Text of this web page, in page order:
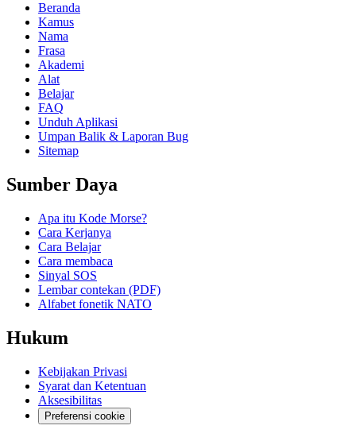
Beranda
Kamus
Nama
Frasa
Akademi
Alat
Belajar
FAQ
Unduh Aplikasi
Umpan Balik & Laporan Bug
Sitemap
Sumber Daya
Apa itu Kode Morse?
Cara Kerjanya
Cara Belajar
Cara membaca
Sinyal SOS
Lembar contekan (PDF)
Alfabet fonetik NATO
Hukum
Kebijakan Privasi
Syarat dan Ketentuan
Aksesibilitas
Preferensi cookie